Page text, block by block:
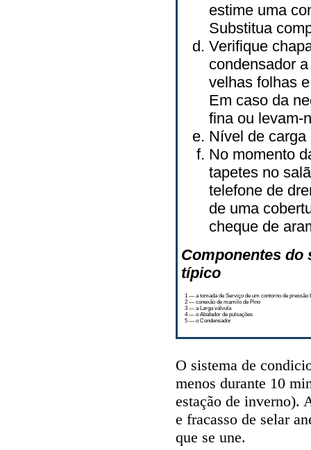
estime uma
Substitua
Verifique
condensador
velhas folhas
Em caso da
fina ou levam-
Nível de
No momento
tapetes no
telefone de
de uma
cheque de
Componentes do
típico
1 — a tomada de Serviço de um contorno de pressão
2 — conexão de mamilo de Pino
3 — a Larga válvula
4 — o Abafador de pulsações
5 — o Condensador
O sistema de
menos durante 10
estação de inverno).
e fracasso de selar
que se une.